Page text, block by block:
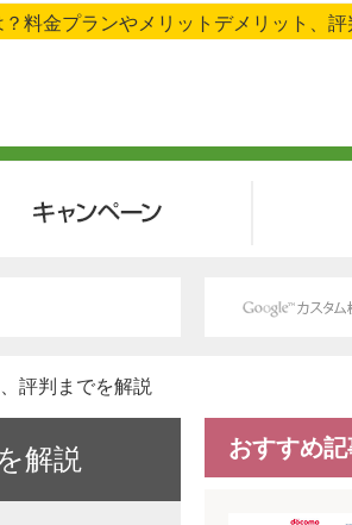
料金プランやメリットデメリット、
評判までを解説
解説 おすすめ